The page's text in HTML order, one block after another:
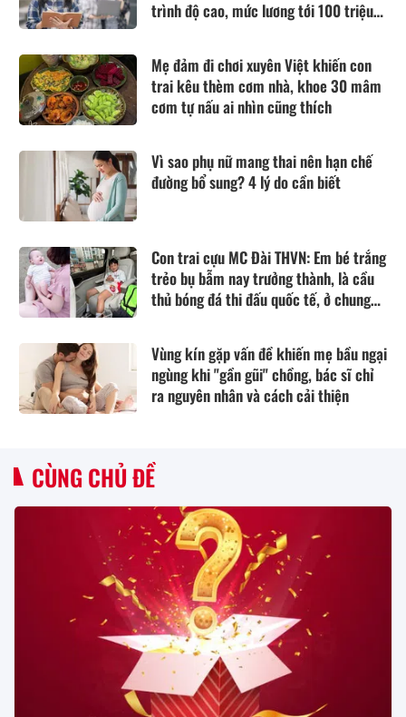
trình độ cao, mức lương tới 100 triệu
Mẹ đảm đi chơi xuyên Việt khiến con
trai kêu thèm cơm nhà, khoe 30 mâm
cơm tự nấu ai nhìn cũng thích
Vì sao phụ nữ mang thai nên hạn chế
đường bổ sung? 4 lý do cần biết
Con trai cựu MC Đài THVN: Em bé trắng
trẻo bụ bẫm nay trưởng thành, là cầu
thủ bóng đá thi đấu quốc tế, ở chung
Vùng kín gặp vấn đề khiến mẹ bầu ngại
ngùng khi "gần gũi" chồng, bác sĩ chỉ
ra nguyên nhân và cách cải thiện
CÙNG CHỦ ĐỀ